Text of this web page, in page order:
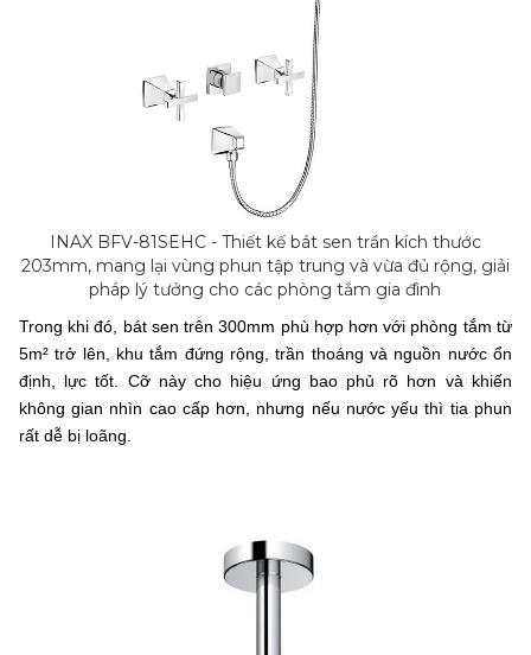
INAX BFV-81SEHC - Thiết kế bát sen trần kích thước
203mm, mang lại vùng phun tập trung và vừa đủ rộng, giải
pháp lý tưởng cho các phòng tắm gia đình
Trong khi đó, bát sen trên 300mm phù hợp hơn với phòng tắm từ
5m² trở lên, khu tắm đứng rộng, trần thoáng và nguồn nước ổn
định, lực tốt. Cỡ này cho hiệu ứng bao phủ rõ hơn và khiến
không gian nhìn cao cấp hơn, nhưng nếu nước yếu thì tia phun
rất dễ bị loãng.